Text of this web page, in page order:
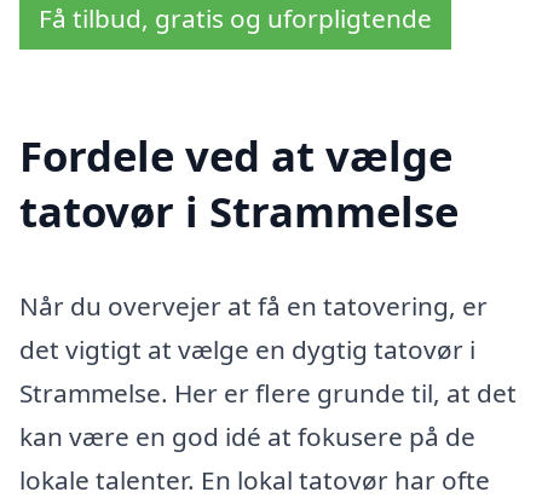
Få tilbud, gratis og uforpligtende
Fordele ved at vælge
tatovør i Strammelse
Når du overvejer at få en tatovering, er
det vigtigt at vælge en dygtig tatovør i
Strammelse. Her er flere grunde til, at det
kan være en god idé at fokusere på de
lokale talenter. En lokal tatovør har ofte